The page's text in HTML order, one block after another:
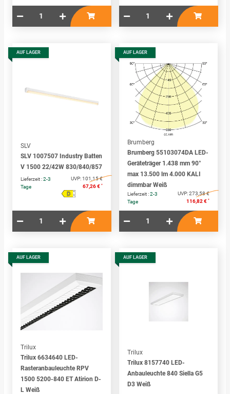
AUF LAGER
SLV
SLV 1007507 Industry Batten
V 1500 22/42W 830/840/857
Lieferzeit :2-3
Tage
UVP:101,15 €
67,26 € *
A
↑
G
D
AUF LAGER
Brumberg
Brumberg 55103074DA LED-
Geräteträger 1.438 mm 90°
max 13.500 lm 4.000 KALI
dimmbar Weiß
Lieferzeit :2-3
Tage
UVP:273,58 €
116,82 € *
AUF LAGER
Trilux
Trilux 6634640 LED-
Rasteranbauleuchte RPV
1500 5200-840 ET Atirion D-
L Weiß
AUF LAGER
Trilux
Trilux 8157740 LED-
Anbauleuchte 840 Siella G5
D3 Weiß